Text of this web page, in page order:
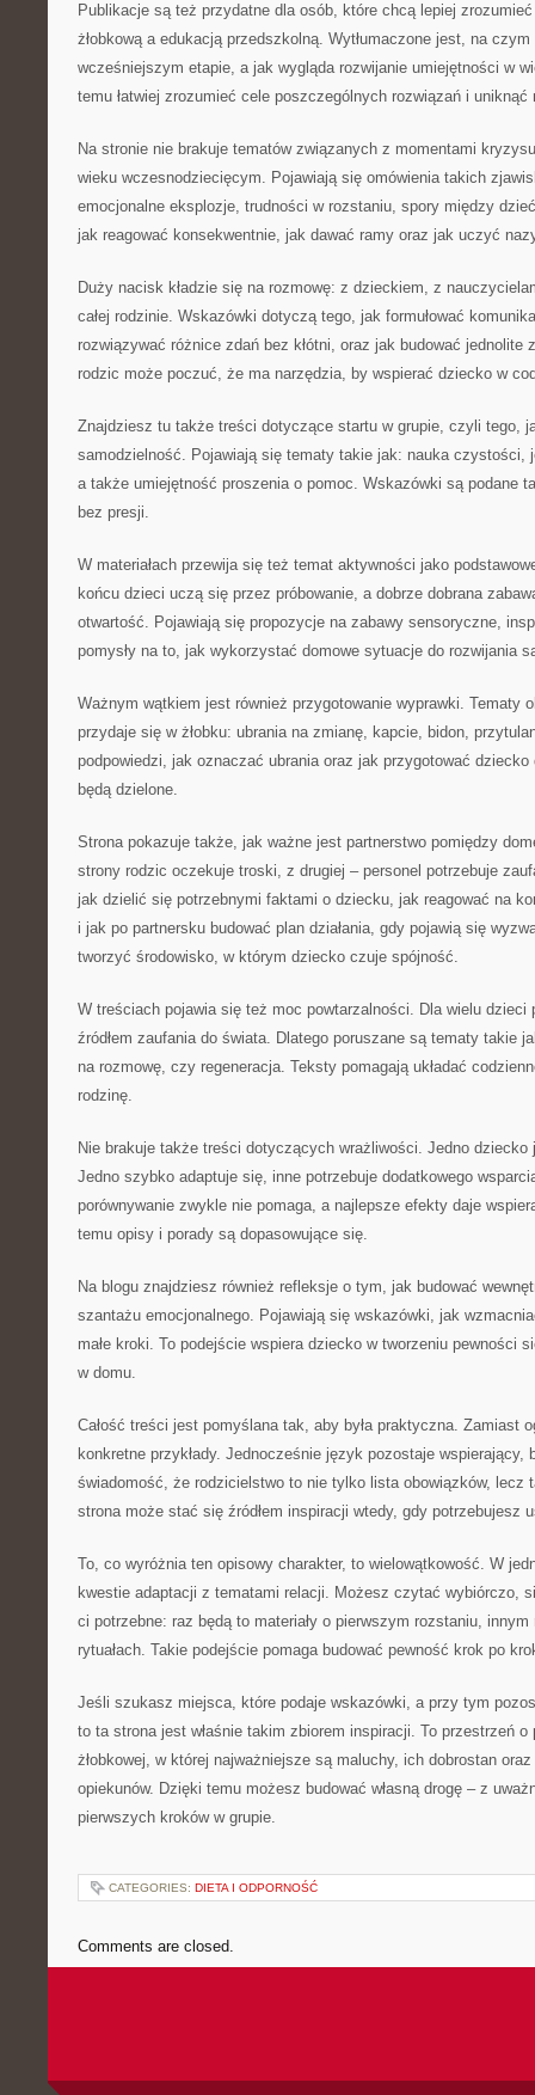
Publikacje są też przydatne dla osób, które chcą lepiej
żłobkową a edukacją przedszkolną. Wytłumaczone jest, na
wcześniejszym etapie, a jak wygląda rozwijanie umiejętności w
temu łatwiej zrozumieć cele poszczególnych rozwiązań i uniknąć
Na stronie nie brakuje tematów związanych z momentami
wieku wczesnodziecięcym. Pojawiają się omówienia takich
emocjonalne eksplozje, trudności w rozstaniu, spory między
jak reagować konsekwentnie, jak dawać ramy oraz jak uczyć
Duży nacisk kładzie się na rozmowę: z dzieckiem, z
całej rodzinie. Wskazówki dotyczą tego, jak formułować
rozwiązywać różnice zdań bez kłótni, oraz jak budować jednolite
rodzic może poczuć, że ma narzędzia, by wspierać dziecko w
Znajdziesz tu także treści dotyczące startu w grupie, czyli tego,
samodzielność. Pojawiają się tematy takie jak: nauka czystości,
a także umiejętność proszenia o pomoc. Wskazówki są podane
bez presji.
W materiałach przewija się też temat aktywności jako
końcu dzieci uczą się przez próbowanie, a dobrze dobrana
otwartość. Pojawiają się propozycje na zabawy sensoryczne,
pomysły na to, jak wykorzystać domowe sytuacje do rozwijania
Ważnym wątkiem jest również przygotowanie wyprawki. Tematy
przydaje się w żłobku: ubrania na zmianę, kapcie, bidon,
podpowiedzi, jak oznaczać ubrania oraz jak przygotować
będą dzielone.
Strona pokazuje także, jak ważne jest partnerstwo pomiędzy
strony rodzic oczekuje troski, z drugiej – personel potrzebuje
jak dzielić się potrzebnymi faktami o dziecku, jak reagować na
i jak po partnersku budować plan działania, gdy pojawią się
tworzyć środowisko, w którym dziecko czuje spójność.
W treściach pojawia się też moc powtarzalności. Dla wielu dzieci
źródłem zaufania do świata. Dlatego poruszane są tematy takie
na rozmowę, czy regeneracja. Teksty pomagają układać
rodzinę.
Nie brakuje także treści dotyczących wrażliwości. Jedno dziecko
Jedno szybko adaptuje się, inne potrzebuje dodatkowego
porównywanie zwykle nie pomaga, a najlepsze efekty daje
temu opisy i porady są dopasowujące się.
Na blogu znajdziesz również refleksje o tym, jak budować
szantażu emocjonalnego. Pojawiają się wskazówki, jak
małe kroki. To podejście wspiera dziecko w tworzeniu pewności
w domu.
Całość treści jest pomyślana tak, aby była praktyczna. Zamiast
konkretne przykłady. Jednocześnie język pozostaje wspierający,
świadomość, że rodzicielstwo to nie tylko lista obowiązków, lecz
strona może stać się źródłem inspiracji wtedy, gdy potrzebujesz
To, co wyróżnia ten opisowy charakter, to wielowątkowość. W
kwestie adaptacji z tematami relacji. Możesz czytać wybiórczo,
ci potrzebne: raz będą to materiały o pierwszym rozstaniu,
rytuałach. Takie podejście pomaga budować pewność krok po
Jeśli szukasz miejsca, które podaje wskazówki, a przy tym
to ta strona jest właśnie takim zbiorem inspiracji. To przestrzeń
żłobkowej, w której najważniejsze są maluchy, ich dobrostan
opiekunów. Dzięki temu możesz budować własną drogę – z
pierwszych kroków w grupie.
CATEGORIES: DIETA I ODPORNOŚĆ
Comments are closed.